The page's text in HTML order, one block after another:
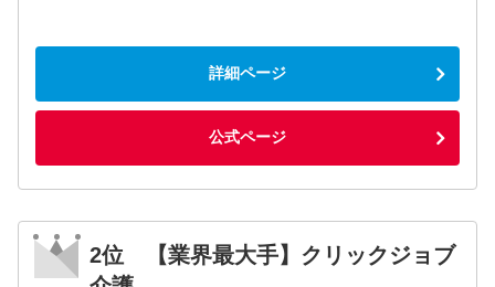
詳細ページ
公式ページ
2位 【業界最大手】クリックジョブ